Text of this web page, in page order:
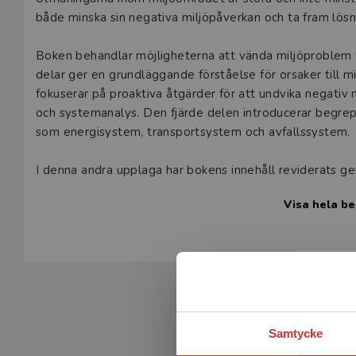
Samtycke
både minska sin negativa miljöpåverkan och ta fram
Boken behandlar möjligheterna att vända
delar ger en grundläggande förståelse för orsaker till
fokuserar på proaktiva åtgärder för att undvika negativ
och systemanalys. Den fjärde delen introducerar
som energisystem, transportsystem och avfallssystem.
I denna andra upplaga har bokens innehåll reviderats
Visa hela